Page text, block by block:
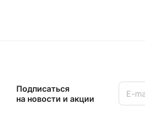
Подписаться
на новости и акции